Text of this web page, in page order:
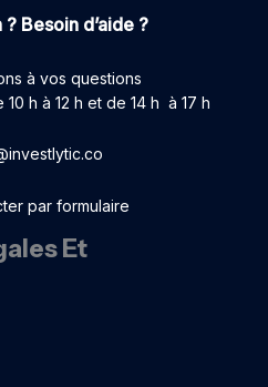
Besoin d’aide ?
à vos questions
h à 12 h et de 14 h à 17 h
par formulaire
Et